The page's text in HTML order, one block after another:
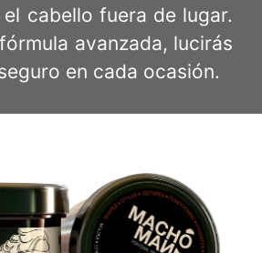
cabello fuera de lugar.
avanzada, lucirás
en cada ocasión.